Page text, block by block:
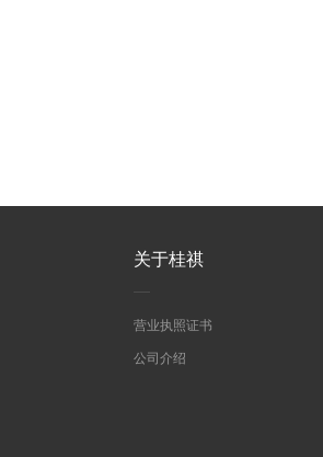
关于桂祺
营业执照证书
公司介绍